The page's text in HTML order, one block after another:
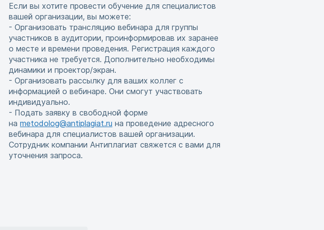
Если вы хотите провести обучение для специалистов
вашей организации, вы можете:
- Организовать трансляцию вебинара для группы
участников в аудитории, проинформировав их заранее
о месте и времени проведения. Регистрация каждого
участника не требуется. Дополнительно необходимы
динамики и проектор/экран.
- Организовать рассылку для ваших коллег с
информацией о вебинаре. Они смогут участвовать
индивидуально.
- Подать заявку в свободной форме
на metodolog@antiplagiat.ru на проведение адресного
вебинара для специалистов вашей организации.
Сотрудник компании Антиплагиат свяжется с вами для
уточнения запроса.